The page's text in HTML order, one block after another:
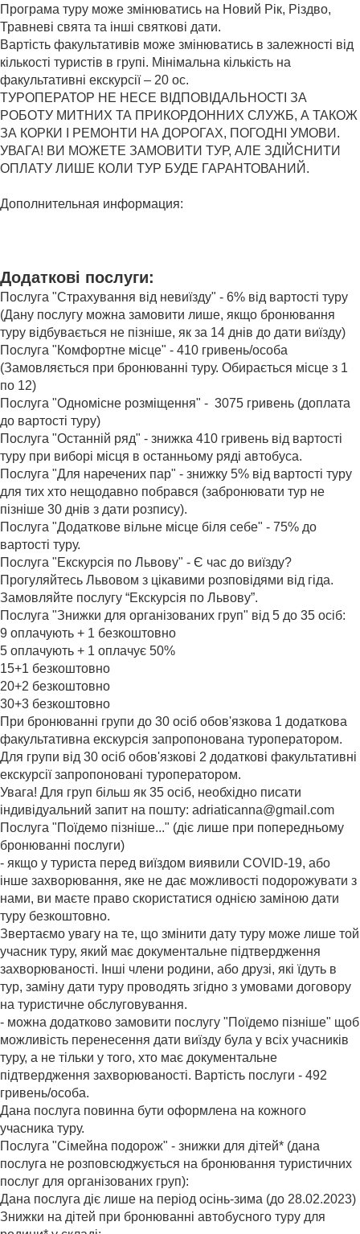
Програма туру може змінюватись на Новий Рік, Різдво,
Травневі свята та інші святкові дати.
Вартість факультативів може змінюватись в залежності від
кількості туристів в групі. Мінімальна кількість на
факультативні екскурсії – 20 ос.
ТУРОПЕРАТОР НЕ НЕСЕ ВІДПОВІДАЛЬНОСТІ ЗА
РОБОТУ МИТНИХ ТА ПРИКОРДОННИХ СЛУЖБ, А ТАКОЖ
ЗА КОРКИ І РЕМОНТИ НА ДОРОГАХ, ПОГОДНІ УМОВИ.
УВАГА! ВИ МОЖЕТЕ ЗАМОВИТИ ТУР, АЛЕ ЗДІЙСНИТИ
ОПЛАТУ ЛИШЕ КОЛИ ТУР БУДЕ ГАРАНТОВАНИЙ.
Дополнительная информация:
Додаткові послуги:
Послуга "Страхування від невиїзду" - 6% від вартості туру
(Дану послугу можна замовити лише, якщо бронювання
туру відбувається не пізніше, як за 14 днів до дати виїзду)
Послуга "Комфортне місце" - 410 гривень/особа
(Замовляється при бронюванні туру. Обирається місце з 1
по 12)
Послуга "Одномісне розміщення" - 3075 гривень (доплата
до вартості туру)
Послуга "Останній ряд" - знижка 410 гривень від вартості
туру при виборі місця в останньому ряді автобуса.
Послуга "Для наречених пар" - знижку 5% від вартості туру
для тих хто нещодавно побрався (забронювати тур не
пізніше 30 днів з дати розпису).
Послуга "Додаткове вільне місце біля себе" - 75% до
вартості туру.
Послуга "Екскурсія по Львову" - Є час до виїзду?
Прогуляйтесь Львовом з цікавими розповідями від гіда.
Замовляйте послугу “Екскурсія по Львову”.
Послуга "Знижки для організованих груп" від 5 до 35 осіб:
9 оплачують + 1 безкоштовно
5 оплачують + 1 оплачує 50%
15+1 безкоштовно
20+2 безкоштовно
30+3 безкоштовно
При бронюванні групи до 30 осіб обов'язкова 1 додаткова
факультативна екскурсія запропонована туроператором.
Для групи від 30 осіб обов'язкові 2 додаткові факультативні
екскурсії запропоновані туроператором.
Увага! Для груп більш як 35 осіб, необхідно писати
індивідуальний запит на пошту: adriaticanna@gmail.com
Послуга "Поїдемо пізніше..." (діє лише при попередньому
бронюванні послуги)
- якщо у туриста перед виїздом виявили COVID-19, або
інше захворювання, яке не дає можливості подорожувати з
нами, ви маєте право скористатися однією заміною дати
туру безкоштовно.
Звертаємо увагу на те, що змінити дату туру може лише той
учасник туру, який має документальне підтвердження
захворюваності. Інші члени родини, або друзі, які їдуть в
тур, заміну дати туру проводять згідно з умовами договору
на туристичне обслуговування.
- можна додатково замовити послугу "Поїдемо пізніше" щоб
можливість перенесення дати виїзду була у всіх учасників
туру, а не тільки у того, хто має документальне
підтвердження захворюваності. Вартість послуги - 492
гривень/особа.
Дана послуга повинна бути оформлена на кожного
учасника туру.
Послуга "Сімейна подорож" - знижки для дітей* (дана
послуга не розповсюджується на бронювання туристичних
послуг для організованих груп):
Дана послуга діє лише на період осінь-зима (до 28.02.2023)
Знижки на дітей при бронюванні автобусного туру для